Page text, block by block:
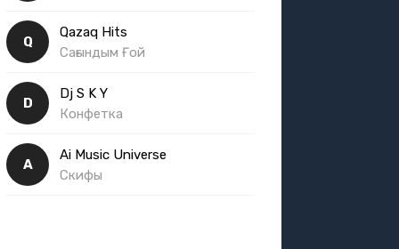
Q
Qazaq Hits
Сағындым Ғой
D
Dj S K Y
Конфетка
A
Ai Music Universe
Скифы